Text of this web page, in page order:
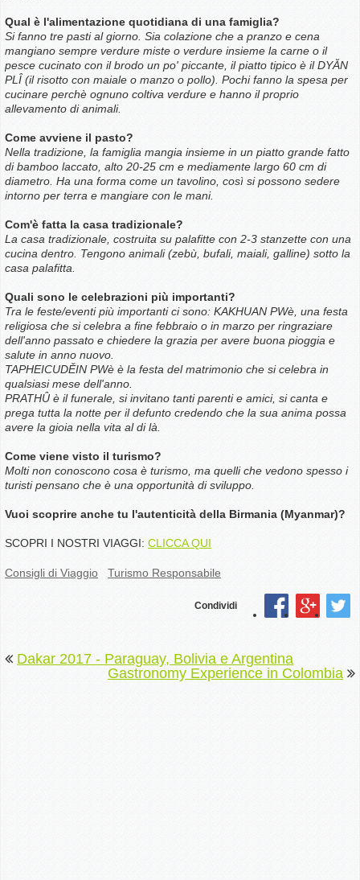
Qual è l'alimentazione quotidiana di una famiglia?
Si fanno tre pasti al giorno. Sia colazione che a pranzo e cena
mangiano sempre verdure miste o verdure insieme la carne o il
pesce cucinato con il brodo un po' piccante, il piatto tipico è il DYĂN
PLÎ (il risotto con maiale o manzo o pollo). Pochi fanno la spesa per
cucinare perchè ognuno coltiva verdure e hanno il proprio
allevamento di animali.
Come avviene il pasto?
Nella tradizione, la famiglia mangia insieme in un piatto grande fatto
di bamboo laccato, alto 20-25 cm e mediamente largo 60 cm di
diametro. Ha una forma come un tavolino, così si possono sedere
intorno per terra e mangiare con le mani.
Com'è fatta la casa tradizionale?
La casa tradizionale, costruita su palafitte con 2-3 stanzette con una
cucina dentro. Tengono animali (zebù, bufali, maiali, galline) sotto la
casa palafitta.
Quali sono le celebrazioni più importanti?
Tra le feste/eventi più importanti ci sono: KAKHUAN PWè, una festa
religiosa che si celebra a fine febbraio o in marzo per ringraziare
dell'anno passato e chiedere la grazia per avere buona pioggia e
salute in anno nuovo.
TAPHEICUDĚIN PWè è la festa del matrimonio che si celebra in
qualsiasi mese dell'anno.
PRATHÛ è il funerale, si invitano tanti parenti e amici, si canta e
prega tutta la notte per il defunto credendo che la sua anima possa
avere la gioia nella vita al di là.
Come viene visto il turismo?
Molti non conoscono cosa è turismo, ma quelli che vedono spesso i
turisti pensano che è una opportunità di sviluppo.
Vuoi scoprire anche tu l'autenticità della Birmania (Myanmar)?
SCOPRI I NOSTRI VIAGGI: CLICCA QUI
Consigli di Viaggio Turismo Responsabile
Condividi
Dakar 2017 - Paraguay, Bolivia e Argentina
Gastronomy Experience in Colombia